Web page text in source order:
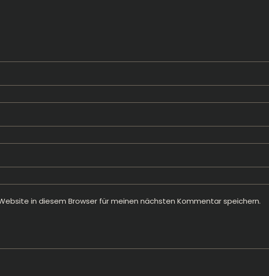
in diesem Browser für meinen nächsten Kommentar speichern.